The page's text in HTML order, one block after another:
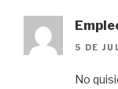
5 DE
No